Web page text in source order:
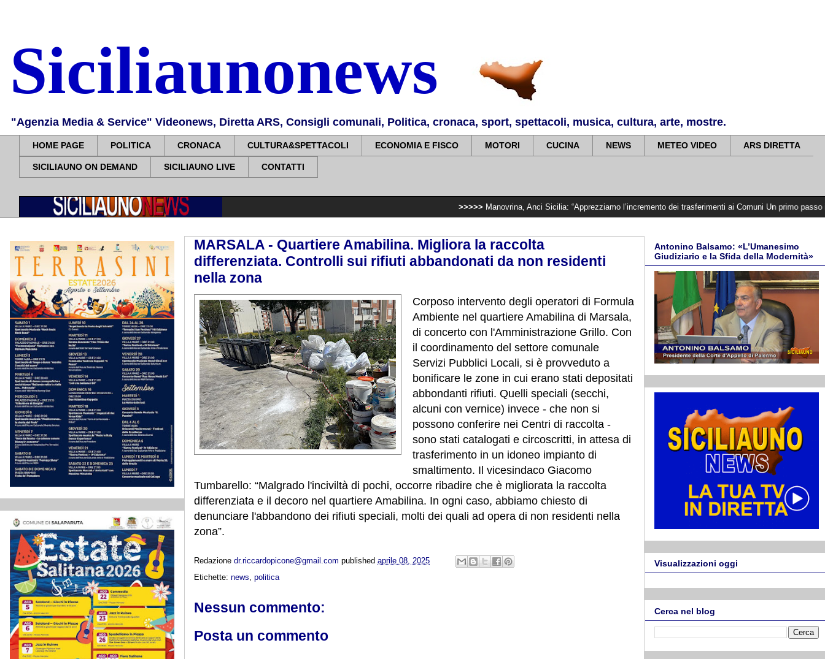
Siciliaunonews
"Agenzia Media & Service" Videonews, Diretta ARS, Consigli comunali, Politica, cronaca, sport, spettacoli, musica, cultura, arte, mostre.
HOME PAGE POLITICA CRONACA CULTURA&SPETTACOLI ECONOMIA E FISCO MOTORI CUCINA NEWS METEO VIDEO ARS DIRETTA
SICILIAUNO ON DEMAND SICILIAUNO LIVE CONTATTI
Manovrina, Anci Sicilia: “Apprezziamo l’incremento dei trasferimenti ai Comuni Un primo passo importante
MARSALA - Quartiere Amabilina. Migliora la raccolta
differenziata. Controlli sui rifiuti abbandonati da non residenti
nella zona
Corposo intervento degli operatori di Formula
Ambiente nel quartiere Amabilina di Marsala,
di concerto con l'Amministrazione Grillo. Con
il coordinamento del settore comunale
Servizi Pubblici Locali, si è provveduto a
bonificare le zone in cui erano stati depositati
abbondanti rifiuti. Quelli speciali (secchi,
alcuni con vernice) invece - che non si
possono conferire nei Centri di raccolta -
sono stati catalogati e circoscritti, in attesa di
trasferimento in un idoneo impianto di
smaltimento. Il vicesindaco Giacomo
Tumbarello: “Malgrado l'inciviltà di pochi, occorre ribadire che è migliorata la raccolta
differenziata e il decoro nel quartiere Amabilina. In ogni caso, abbiamo chiesto di
denunciare l'abbandono dei rifiuti speciali, molti dei quali ad opera di non residenti nella
zona”.
Redazione dr.riccardopicone@gmail.com published aprile 08, 2025
Etichette: news politica
Nessun commento:
Posta un commento
Antonino Balsamo: «L’Umanesimo
Giudiziario e la Sfida della Modernità»
Visualizzazioni oggi
Cerca nel blog